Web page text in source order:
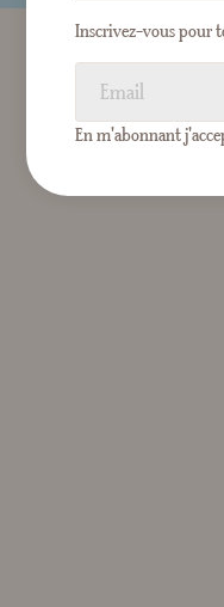
Inscrivez-vous pour
En m'abonnant